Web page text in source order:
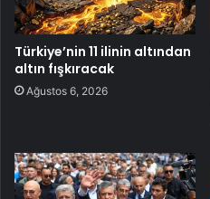
Türkiye’nin 11 ilinin altından
altın fışkıracak
Ağustos 6, 2026